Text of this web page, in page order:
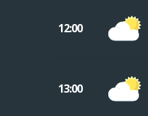
12:00
13:00